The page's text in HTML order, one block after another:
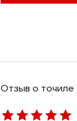
Отзыв о точиле